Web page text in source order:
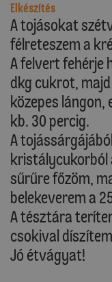
Elkészítés
A tojásokat
félreteszem a
A felvert fehérje
dkg cukrot,
közepes
kb. 30 percig.
A
kristálycukorból
sűrűre főzöm,
belekeverem a
A tésztára
csokival
Jó étvágyat!